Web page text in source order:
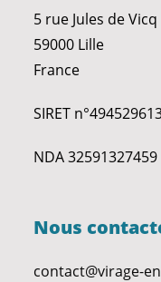
5 rue Jules de Vicq
59000 Lille
France
SIRET
NDA 32591327459
Nous
contact@virage-